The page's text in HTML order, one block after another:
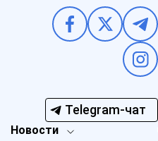
Telegram-чат
Новости